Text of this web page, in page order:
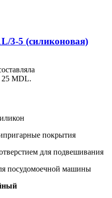
3-5 (силиконовая)
25 MDL.
покрытия
для подвешивания
посудомоечной машины